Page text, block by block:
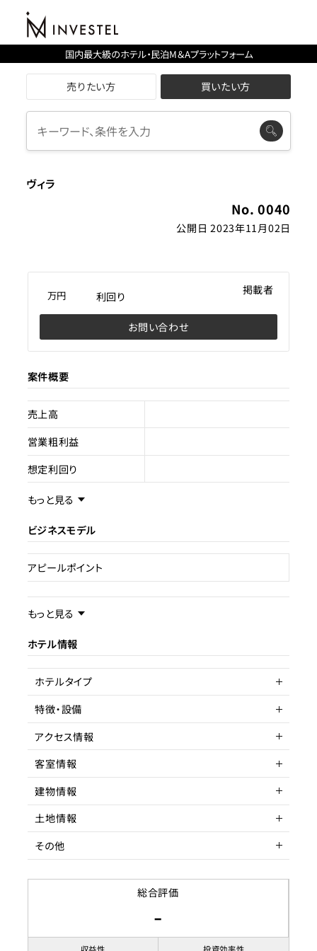
国内最大級のホテル・民泊M＆Aプラットフォーム
売りたい方 買いたい方
ヴィラ
No. 0040
公開日 2023年11月02日
万円 利回り 掲載者
お問い合わせ
案件概要
売上高
営業粗利益
想定利回り
売却スキーム
type array|object, null
given in
on line250
売却理由
ライセンス種類
現状
もっと見る
ビジネスモデル
アピールポイント
事業内容／事業特徴
ターゲット層
客単価／客室単価
稼働率
もっと見る
ホテル情報
ホテルタイプ
特徴・設備
アクセス情報
所在地
アクセス
客室情報
収容人数
建物情報
階数
築年数
築年数不明
リノベーション履歴
土地情報
土地権利
土地面積
用途地域
その他
賃貸借契約形態
賃料
総合評価
-
収益性 投資効率性